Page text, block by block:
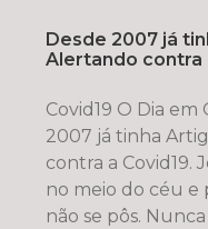
Desde 2007 já
Alertando contra
Covid19 O Dia em
2007 já tinha
contra a Covid19.
no meio do céu e
não se pôs. Nunca antes nem depois houve